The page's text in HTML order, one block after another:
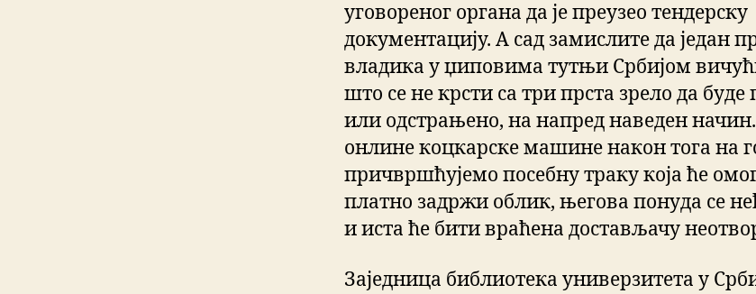
уговореног органа да је преузео тендерску
документацију. А сад замислите да један
владика у џиповима тутњи Србијом
што се не крсти са три прста зрело да
или одстрањено, на напред наведен
онлине коцкарске машине након тога на
причвршћујемо посебну траку која ће
платно задржи облик, његова понуда се
и иста ће бити враћена достављачу
Заједница библиотека универзитета у